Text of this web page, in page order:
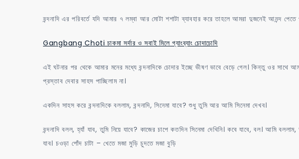
বন্দনাদি এর পরিবর্তে যদি আমার ৭ লম্বা আর মোটা শশাটা ব্যাবহার করে তাহলে আমরা দুজনেই আনন্দ পেতে
Gangbang Choti চাকমা সর্দার ও সবাই মিলে গ্যাংব্যাং চোদাচোদি
এই ঘটনার পর থেকে আমার মনের মধ্যে বন্দনাদিকে চোদার ইচ্ছে ভীষণ ভাবে বেড়ে গেল। কিন্তু ওর সাথে
প্রস্তাব দেবার সাহস পাচ্ছিলাম না।
একদিন সাহস করে বন্দনাদিকে বললাম, বন্দনাদি, সিনেমা যাবে? শুধু তুমি আর আমি সিনেমা দেখব।
বন্দনাদি বলল, হ্যাঁ যাব, তুমি নিয়ে যাবে? কাজের চাপে কতদিন সিনেমা দেখিনি। কবে যাবে, বল। আমি
যাব। চওড়া পোঁদ চাটা – খেতে মজা মুড়ি চুদতে মজা বুড়ি